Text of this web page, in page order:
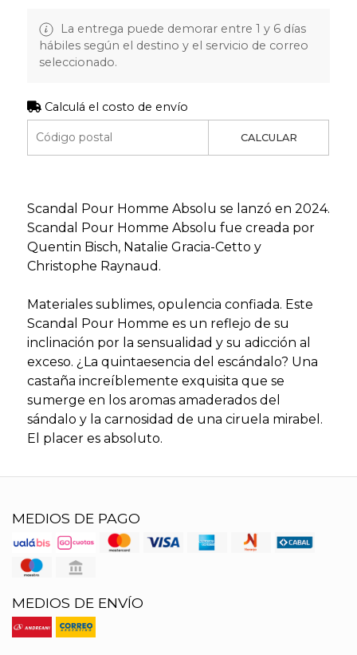
La entrega puede demorar entre 1 y 6 días
hábiles según el destino y el servicio de correo
seleccionado.
Calculá el costo de envío
CALCULAR
Scandal Pour Homme Absolu se lanzó en 2024.
Scandal Pour Homme Absolu fue creada por
Quentin Bisch, Natalie Gracia-Cetto y
Christophe Raynaud.
Materiales sublimes, opulencia confiada. Este
Scandal Pour Homme es un reflejo de su
inclinación por la sensualidad y su adicción al
exceso. ¿La quintaesencia del escándalo? Una
castaña increíblemente exquisita que se
sumerge en los aromas amaderados del
sándalo y la carnosidad de una ciruela mirabel.
El placer es absoluto.
MEDIOS DE PAGO
MEDIOS DE ENVÍO